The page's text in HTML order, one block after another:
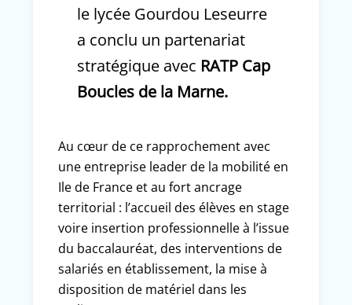
le lycée Gourdou Leseurre
a conclu un partenariat
stratégique avec RATP Cap
Boucles de la Marne.
Au cœur de ce rapprochement avec
une entreprise leader de la mobilité en
Ile de France et au fort ancrage
territorial : l’accueil des élèves en stage
voire insertion professionnelle à l’issue
du baccalauréat, des interventions de
salariés en établissement, la mise à
disposition de matériel dans les